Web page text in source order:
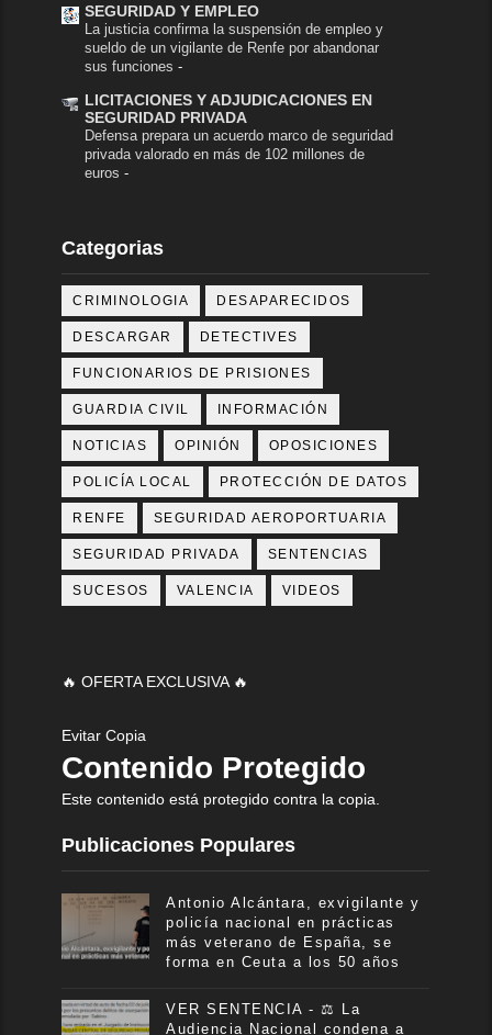
SEGURIDAD Y EMPLEO
La justicia confirma la suspensión de empleo y
sueldo de un vigilante de Renfe por abandonar
sus funciones-
LICITACIONES Y ADJUDICACIONES EN
SEGURIDAD PRIVADA
Defensa prepara un acuerdo marco de seguridad
privada valorado en más de 102 millones de
euros-
Categorias
CRIMINOLOGIA DESAPARECIDOS
DESCARGAR DETECTIVES
FUNCIONARIOS DE PRISIONES
GUARDIA CIVIL INFORMACIÓN
NOTICIAS OPINIÓN OPOSICIONES
POLICÍA LOCAL PROTECCIÓN DE DATOS
RENFE SEGURIDAD AEROPORTUARIA
SEGURIDAD PRIVADA SENTENCIAS
SUCESOS VALENCIA VIDEOS
🔥 OFERTA EXCLUSIVA 🔥
Evitar Copia
Contenido Protegido
Este contenido está protegido contra la copia.
Publicaciones Populares
Antonio Alcántara, exvigilante y
policía nacional en prácticas
más veterano de España, se
forma en Ceuta a los 50 años
VER SENTENCIA - ⚖️ La
Audiencia Nacional condena a